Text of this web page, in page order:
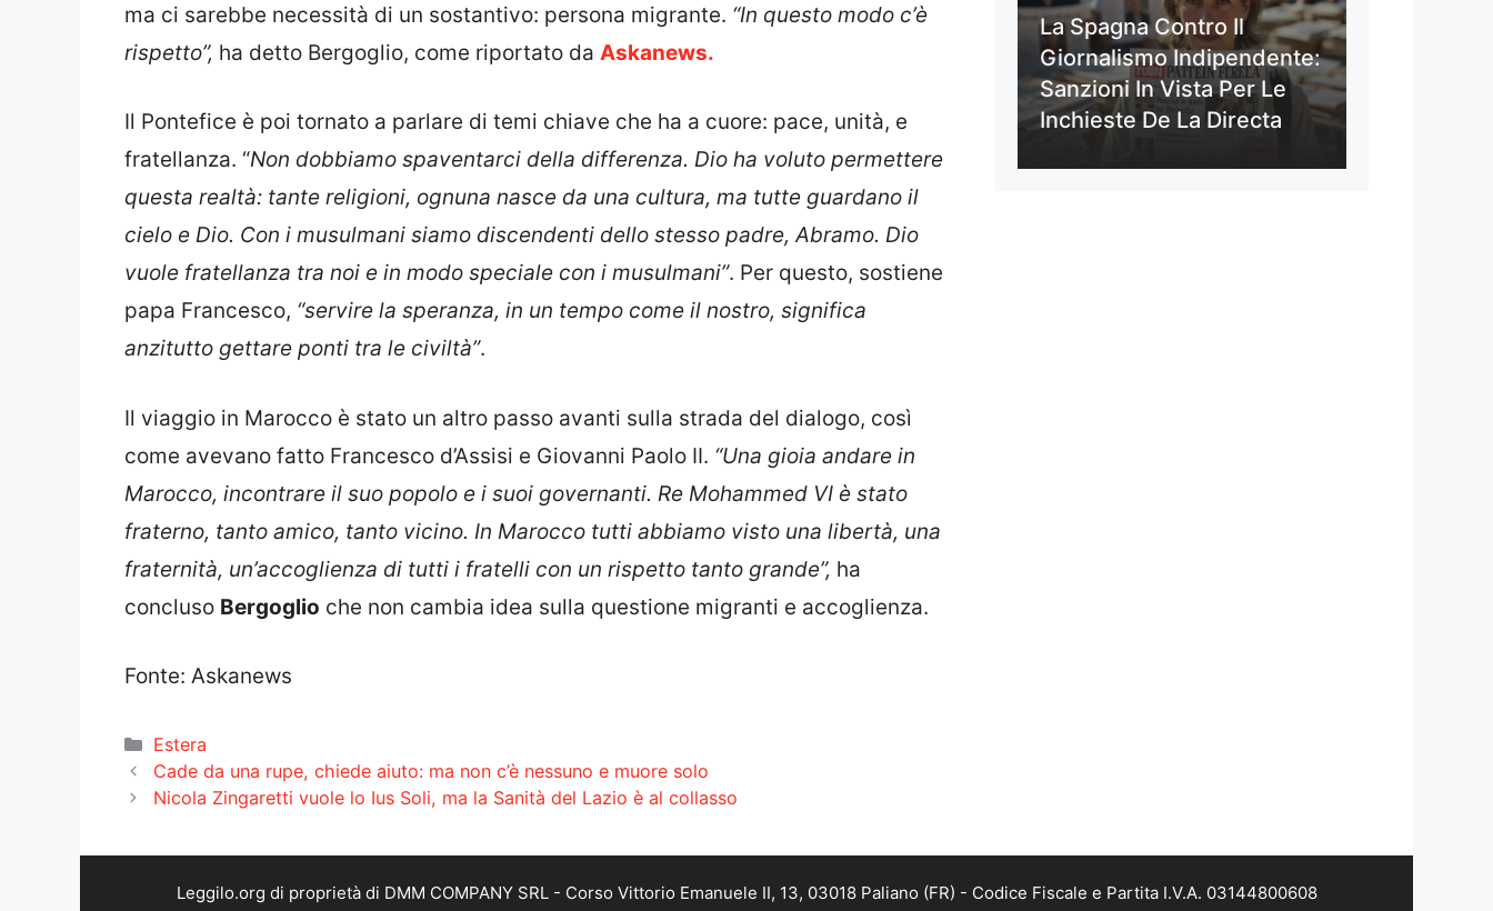
ma ci sarebbe necessità di un sostantivo: persona migrante. “In questo modo c’è
rispetto”, ha detto Bergoglio, come riportato da Askanews.
Il Pontefice è poi tornato a parlare di temi chiave che ha a cuore: pace, unità, e
fratellanza. “Non dobbiamo spaventarci della differenza. Dio ha voluto permettere
questa realtà: tante religioni, ognuna nasce da una cultura, ma tutte guardano il
cielo e Dio. Con i musulmani siamo discendenti dello stesso padre, Abramo. Dio
vuole fratellanza tra noi e in modo speciale con i musulmani”. Per questo, sostiene
papa Francesco, “servire la speranza, in un tempo come il nostro, significa
anzitutto gettare ponti tra le civiltà”.
Il viaggio in Marocco è stato un altro passo avanti sulla strada del dialogo, così
come avevano fatto Francesco d’Assisi e Giovanni Paolo II. “Una gioia andare in
Marocco, incontrare il suo popolo e i suoi governanti. Re Mohammed VI è stato
fraterno, tanto amico, tanto vicino. In Marocco tutti abbiamo visto una libertà, una
fraternità, un’accoglienza di tutti i fratelli con un rispetto tanto grande”, ha
concluso Bergoglio che non cambia idea sulla questione migranti e accoglienza.
Fonte: Askanews
Categorie
Estera
Cade da una rupe, chiede aiuto: ma non c’è nessuno e muore solo
Nicola Zingaretti vuole lo Ius Soli, ma la Sanità del Lazio è al collasso
La Spagna Contro Il
Giornalismo Indipendente:
Sanzioni In Vista Per Le
Inchieste De La Directa
Leggilo.org di proprietà di DMM COMPANY SRL - Corso Vittorio Emanuele II, 13, 03018 Paliano (FR) - Codice Fiscale e Partita I.V.A. 03144800608